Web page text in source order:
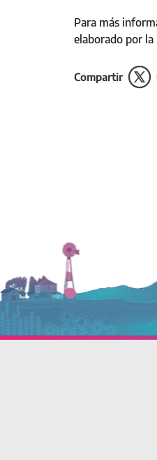
Para más
elaborado por la
Compartir